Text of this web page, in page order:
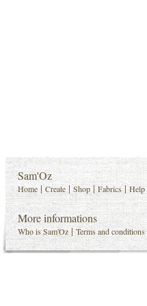
Sam'Oz
Home |Create |Shop |Fabrics |Help
More informations
Who is Sam'Oz |Terms and conditions